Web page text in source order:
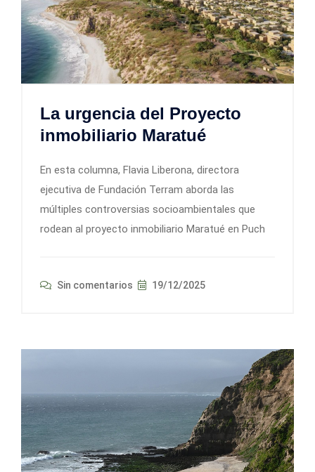
La urgencia del Proyecto
inmobiliario Maratué
En esta columna, Flavia Liberona, directora
ejecutiva de Fundación Terram aborda las
múltiples controversias socioambientales que
rodean al proyecto inmobiliario Maratué en Puch
Sin comentarios 19/12/2025